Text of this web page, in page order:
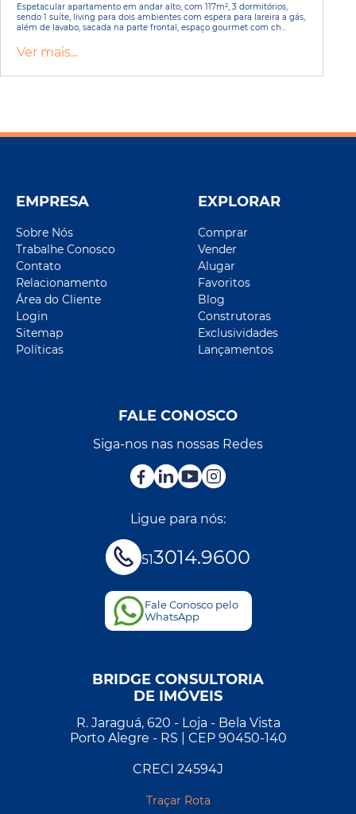
Espetacular apartamento em andar alto, com 117m², 3 dormitórios,
sendo 1 suíte, living para dois ambientes com espera para lareira a gás,
além de lavabo, sacada na parte frontal, espaço gourmet com ch...
Ver mais...
EMPRESA
Sobre Nós
Trabalhe Conosco
Contato
Relacionamento
Área do Cliente
Login
Sitemap
Políticas
EXPLORAR
Comprar
Vender
Alugar
Favoritos
Blog
Construtoras
Exclusividades
Lançamentos
FALE CONOSCO
Siga-nos nas nossas Redes
Ligue para nós:
513014.9600
Fale Conosco pelo
WhatsApp
BRIDGE CONSULTORIA
DE IMÓVEIS
R. Jaraguá, 620 - Loja - Bela Vista
Porto Alegre - RS | CEP 90450-140
CRECI 24594J
Traçar Rota